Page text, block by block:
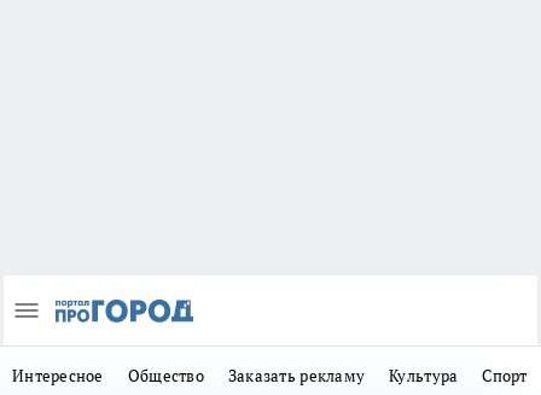
Интересное Общество Заказать рекламу Культура Спорт